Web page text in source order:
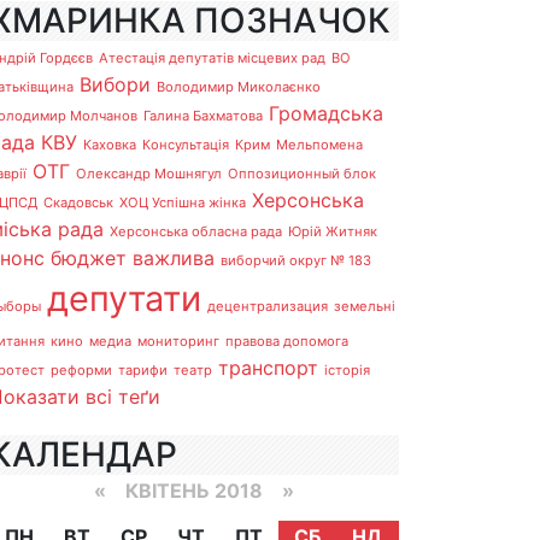
ПОЗНАЧОК
Гордєєв Атестація депутатів місцевих рад ВО
Вибори Володимир Миколаєнко
Молчанов Галина Бахматова Громадська
КВУ Каховка Консультація Крим Мельпомена
ОТГ Олександр Мошнягул Оппозиционный блок
Скадовськ ХОЦ Успішна жінка Херсонська
рада Херсонська обласна рада Юрій Житняк
бюджет важлива виборчий округ № 183
депутати децентрализация земельні
кино медиа мониторинг правова допомога
реформи тарифи театр транспорт історія
всі теґи
« КВІТЕНЬ 2018 »